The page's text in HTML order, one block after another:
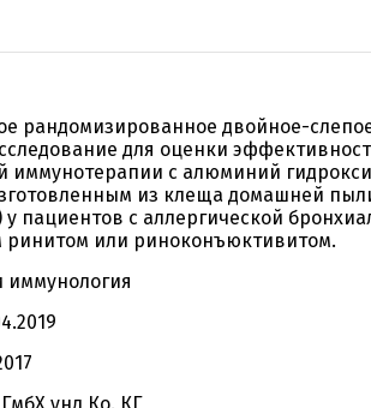
рандомизированное двойное-
для оценки
иммунотерапии с алюминий
из клеща домашней
пациентов с аллергической
ринитом или риноконъюктивитом.
иммунология